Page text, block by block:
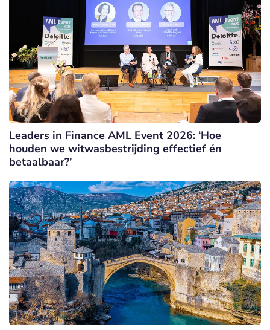
Leaders in Finance AML Event 2026: ‘Hoe
houden we witwasbestrijding effectief én
betaalbaar?’